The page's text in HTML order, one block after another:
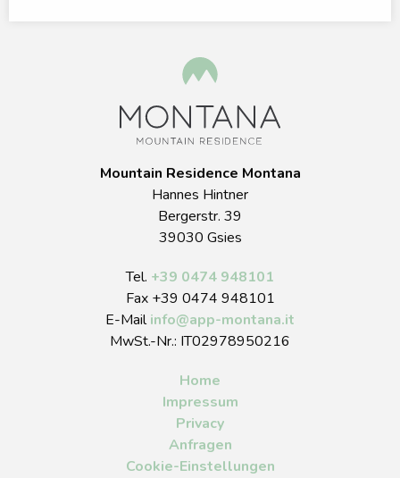
Mountain Residence Montana
Hannes Hintner
Bergerstr. 39
39030 Gsies
Tel. +39 0474 948101
Fax +39 0474 948101
E-Mailinfo@app-montana.it
MwSt.-Nr.: IT02978950216
Home
Impressum
Privacy
Anfragen
Cookie-Einstellungen